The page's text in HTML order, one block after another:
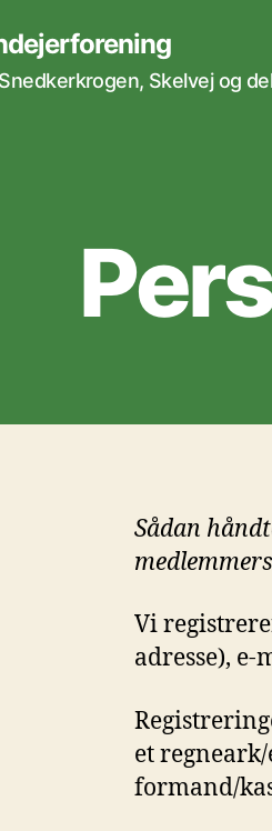
Skelvej og
Sådan
Vi
adresse),
et
formand/